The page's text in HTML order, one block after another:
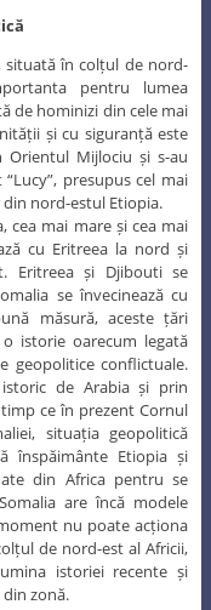
situată în colțul de nord-
pentru lumea
de hominizi din cele mai
și cu siguranță este
Mijlociu și s-au
presupus cel mai
nord-estul Etiopia.
cea mai mare și cea mai
cu Eritreea la nord și
Eritreea și Djibouti se
se învecinează cu
măsură, aceste țări
istorie oarecum legată
geopolitice conflictuale.
de Arabia și prin
ce în prezent Cornul
situația geopolitică
înspăimânte Etiopia și
din Africa pentru se
are încă modele
nu poate acționa
de nord-est al Africii,
istoriei recente și
zonă.